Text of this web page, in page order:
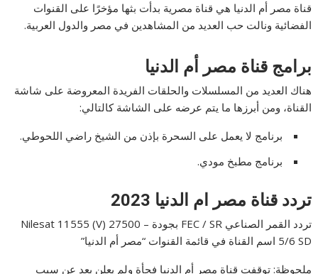
قناة مصر أم الدنيا هي قناة مصرية بدأت بثها مؤخرًا على القنوات
الفضائية ونالت حب العديد من المشاهدين في مصر والدول العربية.
برامج قناة مصر أم الدنيا
هناك العديد من المسلسلات والحلقات الفريدة المعروضة على شاشة
القناة، ومن أبرزها ما يتم عرضه على الشاشة كالتالي:
برنامج لا يعمل على السحرة بإذن من الشيخ راضي اللحوطي.
برنامج مطبخ مودي.
تردد قناة مصر ام الدنيا 2023
تردد القمر الصناعي FEC / SR بجودة Nilesat 11555 (V) 27500 –
5/6 SD اسم القناة في قائمة القنوات “مصر أم الدنيا”
ملحوظة: توقفت قناة مصر أم الدنيا فجأة ولم يعلن بعد عن سبب